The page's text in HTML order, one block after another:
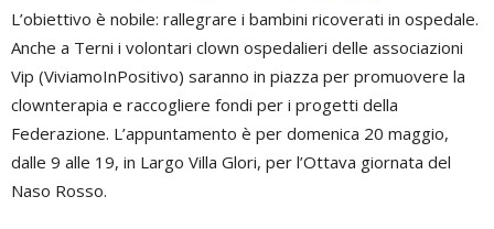
L’obiettivo è nobile: rallegrare i bambini ricoverati in ospedale.
Anche a Terni i volontari clown ospedalieri delle associazioni
Vip (ViviamoInPositivo) saranno in piazza per promuovere la
clownterapia e raccogliere fondi per i progetti della
Federazione. L’appuntamento è per domenica 20 maggio,
dalle 9 alle 19, in Largo Villa Glori, per l’Ottava giornata del
Naso Rosso.